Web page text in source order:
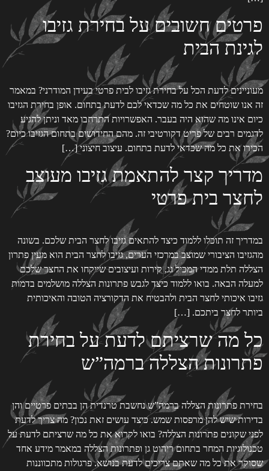
פרטים חשובים על בחירת גזיבו
לגינת הבית
מעוניינים לדעת הכל על בחירת גזיבו לבית פרטי בעידן המודרני? במאמר
זה אנו שוטחים את כל מה שכדאי לכם לדעת בתחום. אופן בחירת הגזיבו
כיום אינו מה שהוא היה בעבר. האפשרויות התרחבו מאד וניתן להגיע
לדגמים רבים של פריט דקורטיבי זה. מהם החידושים בתחום הגזיבו כיום?
הכירו את כל מה שכדאי לדעת בתחום. עיצוב חיצוני […]
מדריך קצר להתאמת גזיבו מעוצב
לחצר בית פרטי
במדריך זה תוכלו ללמוד כיצד להתאים גזיבו לחצר הבית שלכם. בשונה
מהגזיבו הציבורי שמוצב במרכזי הערים, גזיבו לחצר הבית הוא מעין פתרון
הצללה תלת ממדי המכיל גג, קירות ועיצובים שייקחו את החצר שלכם
למעלה הבאה. בואו ללמוד כיצד לגבש פתרונות הצללה מושלמים בדמות
גזיבו איכותי לחצר הבית ולהבטיח את הדקורציה הטובה והאיכותית
ביותר לחצר ביתכם. […]
כל מה שרציתם לדעת על בחירת
פתרונות הצללה ברמה”ש
בחירת פתרונות הצללה ברמה”ש נחשבת טרנדית הן בבתים פרטיים והן
בדירות שיש להן מרפסות שמש. כיצד עושים זאת נכון? מה צריך לדעת
לפני שקונים פתרונות הצללה? בואו לקרוא את כל מה שרציתם לדעת על
טכנולוגיות המחר בתחום ריהוט גן ופתרונות הצללה במאמר מידע אחד
שסוקר את כל מה שאתם צריכים לדעת בנושא. פרגולות מתכווננות